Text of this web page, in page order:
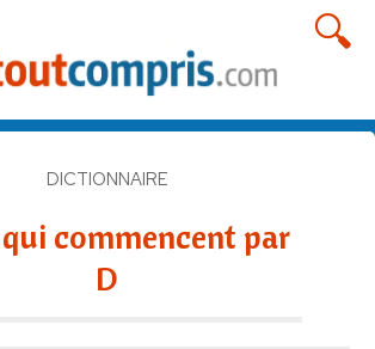
DICTIONNAIRE
commencent par
D